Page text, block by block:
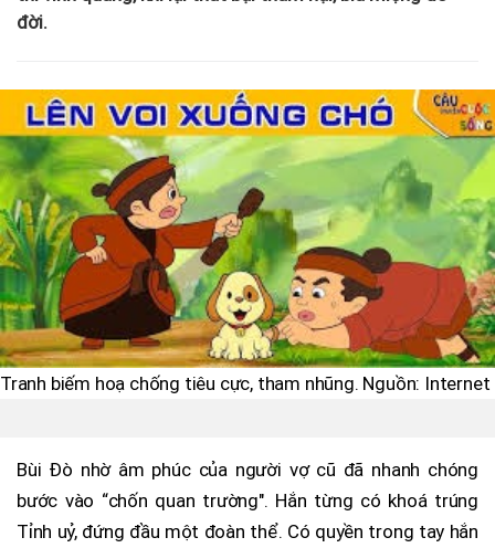
đời.
Tranh biếm hoạ chống tiêu cực, tham nhũng. Nguồn: Internet
Bùi Đò nhờ âm phúc của người vợ cũ đã nhanh chóng
bước vào “chốn quan trường". Hắn từng có khoá trúng
Tỉnh uỷ, đứng đầu một đoàn thể. Có quyền trong tay hắn